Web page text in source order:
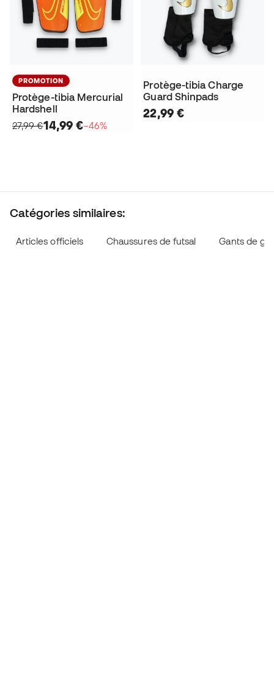
PROMOTION
Protège-tibia Mercurial
Hardshell
27,99 €14,99 €−46%
Protège-tibia Charge
Guard Shinpads
22,99 €
Catégories similaires:
Articles officiels Chaussures de futsal Gants de